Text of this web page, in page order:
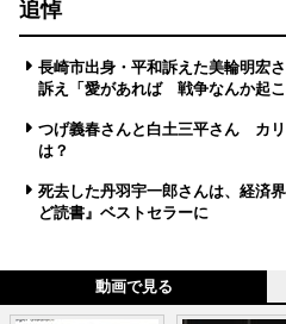
追悼
長崎市出身・平和訴えた美輪明宏
訴え「愛があれば 戦争なんか起こ
つげ義春さんと白土三平さん カ
は？
死去した丹羽宇一郎さんは、経済
ど読書』ベストセラーに
動画で見る